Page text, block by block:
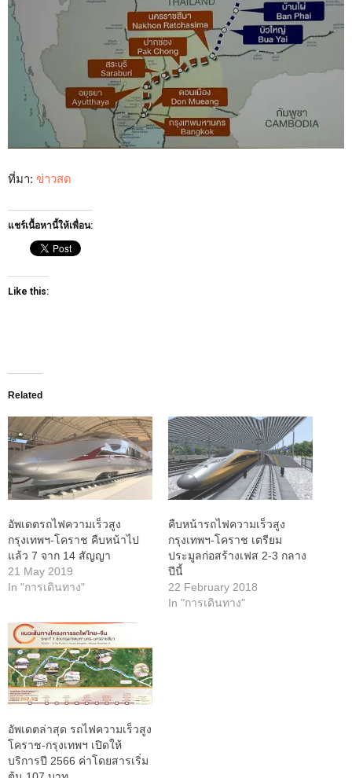
ที่มา: ข่าวสด
แชร์เนื้อหานี้ให้เพื่อน:
Like this:
Related
อัพเดตรถไฟความเร็วสูง
กรุงเทพฯ-โคราช คืบหน้าไป
แล้ว 7 จาก 14 สัญญา
21 May 2019
In "การเดินทาง"
คืบหน้ารถไฟความเร็วสูง
กรุงเทพฯ-โคราช เตรียม
ประมูลก่อสร้างเฟส 2-3 กลาง
ปีนี้
22 February 2018
In "การเดินทาง"
อัพเดตล่าสุด รถไฟความเร็วสูง
โคราช-กรุงเทพฯ เปิดให้
บริการปี 2566 ค่าโดยสารเริ่ม